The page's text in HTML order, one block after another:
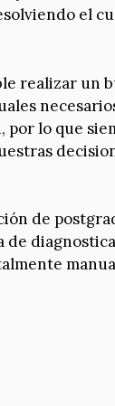
el
realizar un
por lo que
de